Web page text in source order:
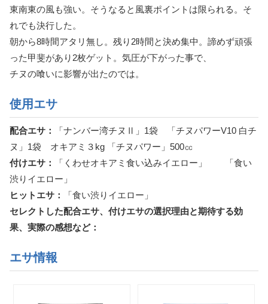
東南東の風も強い。そうなると風裏ポイントは限られる。そ
れでも決行した。
朝から8時間アタリ無し。残り2時間と決め集中。諦めず頑張
った甲斐があり2枚ゲット。気圧が下がった事で、
チヌの喰いに影響が出たのでは。
使用エサ
配合エサ：
「ナンバー湾チヌⅡ」1袋 「チヌパワーV10 白チ
ヌ」1袋 オキアミ３kg 「チヌパワー」500㏄
付けエサ：
「くわせオキアミ食い込みイエロー」 「食い
渋りイエロー」
ヒットエサ：
「食い渋りイエロー」
セレクトした配合エサ、付けエサの選択理由と期待する効
果、実際の感想など：
エサ情報